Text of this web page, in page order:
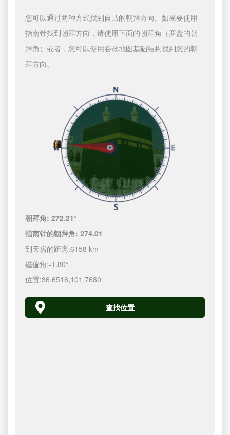
您可以通过两种方式找到自己的朝拜方向。如果要使用
指南针找到朝拜方向，请使用下面的朝拜角（罗盘的朝
拜角）或者，您可以使用谷歌地图基础结构找到您的朝
拜方向。
朝拜角:272.21°
指南针的朝拜角:274.01
到天房的距离:6158 km
磁偏角:-1.80°
位置:36.6516,101.7680
查找位置